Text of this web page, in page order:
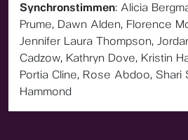
Synchronstimmen: Alicia
Prume, Dawn Alden, Florence
Jennifer Laura Thompson,
Cadzow, Kathryn Dove, Kristin
Portia Cline, Rose Abdoo, Shari
Hammond